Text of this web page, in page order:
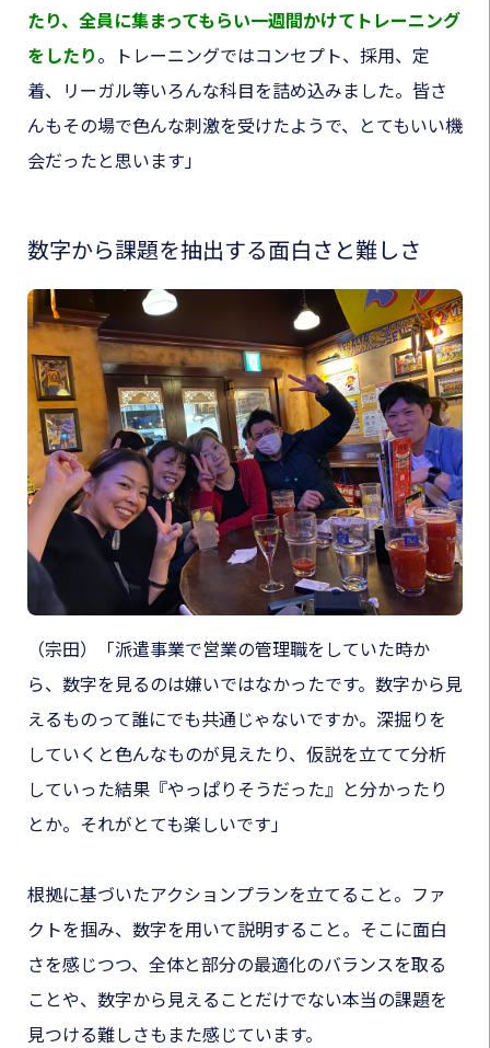
たり、全員に集まってもらい一週間かけてトレーニング
をしたり 。トレーニングではコンセプト、採用、定
着、リーガル等いろんな科目を詰め込みました。皆さ
んもその場で色んな刺激を受けたようで、とてもいい機
会だったと思います」
数字から課題を抽出する面白さと難しさ
（宗田）
「派遣事業で営業の管理職をしていた時か
ら、数字を見るのは嫌いではなかったです。数字から見
えるものって誰にでも共通じゃないですか。深掘りを
していくと色んなものが見えたり、仮説を立てて分析
していった結果『やっぱりそうだった』と分かったり
とか。それがとても楽しいです」
根拠に基づいたアクションプランを立てること。ファ
クトを掴み、数字を用いて説明すること。そこに面白
さを感じつつ、全体と部分の最適化のバランスを取る
ことや、数字から見えることだけでない本当の課題を
見つける難しさもまた感じています。